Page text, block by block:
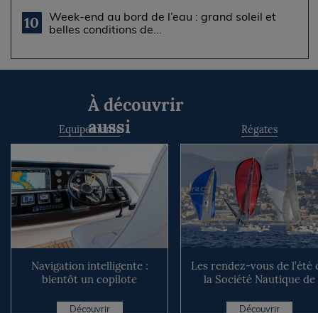
10
Week-end au bord de l’eau : grand soleil et
belles conditions de...
À découvrir
aussi
Equipements
Navigation intelligente :
bientôt un copilote
Découvrir
Régates
Les rendez-vous de l’été
la Société Nautique de
Découvrir